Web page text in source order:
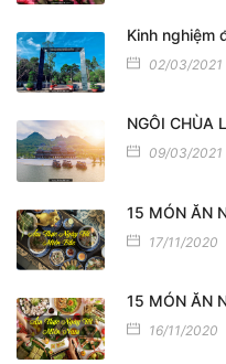
Kinh nghiệm
02/03/2021
NGÔI CHÙA
09/03/2021
15 MÓN ĂN
17/11/2020
15 MÓN ĂN
16/11/2020